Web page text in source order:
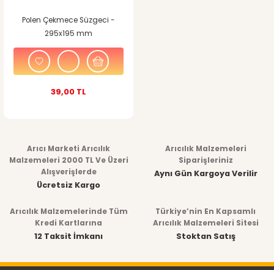
Polen Çekmece Süzgeci -
295x195 mm
39,00 TL
Arıcı Marketi Arıcılık
Malzemeleri 2000 TL Ve Üzeri
Alışverişlerde
Ücretsiz Kargo
Arıcılık Malzemeleri
Siparişleriniz
Aynı Gün Kargoya Verilir
Arıcılık Malzemelerinde Tüm
Kredi Kartlarına
12 Taksit İmkanı
Türkiye’nin En Kapsamlı
Arıcılık Malzemeleri Sitesi
Stoktan Satış